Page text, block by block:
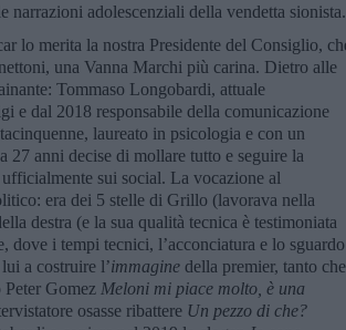
narrazioni adolescenziali della vendetta sionista.
lo merita la nostra Presidente del Consiglio,
una Vanna Marchi più carina. Dietro alle
Tommaso Longobardi, attuale
e dal 2018 responsabile della comunicazione
laureato in psicologia e con un
27 anni decise di mollare tutto e seguire la
sui social. La vocazione al
era dei 5 stelle di Grillo (lavorava nella
destra (e la sua qualità tecnica è testimoniata
i tempi tecnici, l’acconciatura e lo sguardo
a costruire l’immagine della premier, tanto che
Gomez Meloni mi piace molto, è una
osasse ribattere Un pezzo di che?